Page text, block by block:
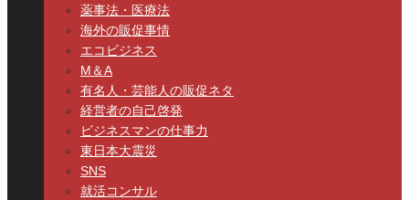
薬事法・医療法
海外の販促事情
エコビジネス
M＆A
有名人・芸能人の販促ネタ
経営者の自己啓発
ビジネスマンの仕事力
東日本大震災
SNS
就活コンサル